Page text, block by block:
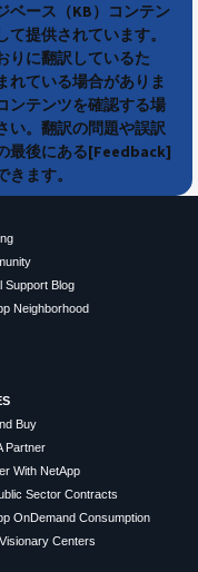
ベース（KB）コンテン
提供されています。
りに翻訳しているた
れている場合がありま
ンテンツを確認する場
い。翻訳の問題や誤訳
最後にある[Feedback]
ます。
Support Blog
Neighborhood
Buy
Partner
With NetApp
Sector Contracts
OnDemand Consumption
Centers